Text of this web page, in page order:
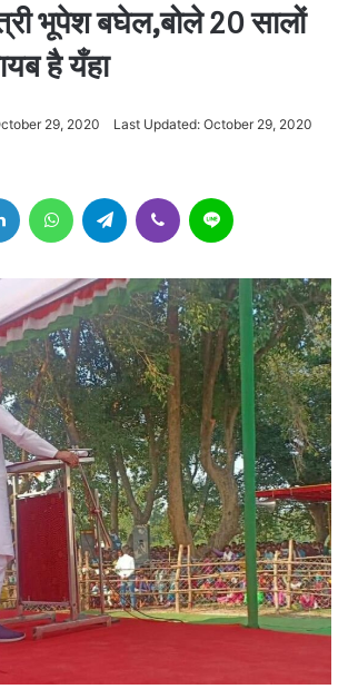
भूपेश बघेल,बोले 20 सालों
है यँहा
29, 2020 Last Updated: October 29, 2020
LinkedIn WhatsAppTelegram Viber